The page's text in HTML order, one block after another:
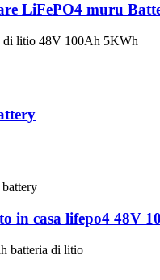
LiFePO4 muru
di litio 48V 100Ah 5KWh
in casa lifepo4 48V
batteria di litio